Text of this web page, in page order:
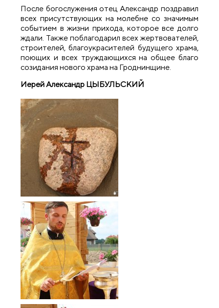
После богослужения отец Александр поздравил
всех присутствующих на молебне со значимым
событием в жизни прихода, которое все долго
ждали. Также поблагодарил всех жертвователей,
строителей, благоукрасителей будущего храма,
поющих и всех труждающихся на общее благо
созидания нового храма на Гроднинщине.
Иерей Александр ЦЫБУЛЬСКИЙ